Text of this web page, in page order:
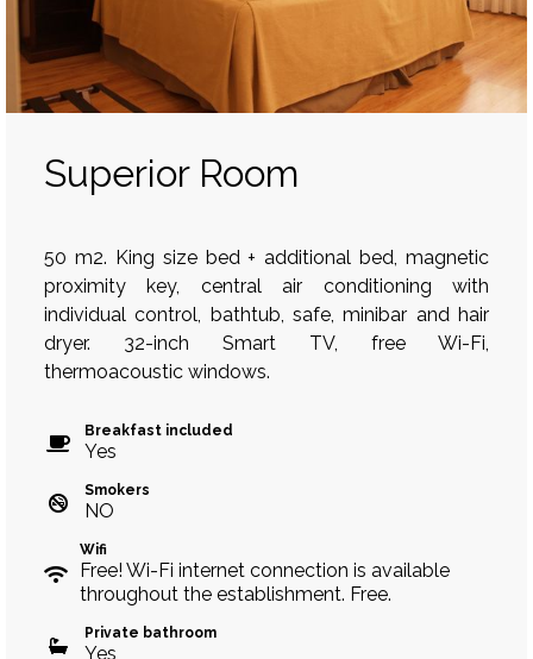
Superior Room
50 m2. King size bed + additional bed, magnetic
proximity key, central air conditioning with
individual control, bathtub, safe, minibar and hair
dryer. 32-inch Smart TV, free Wi-Fi,
thermoacoustic windows.
Breakfast included
Yes
Smokers
NO
Wifi
Free! Wi-Fi internet connection is available
throughout the establishment. Free.
Private bathroom
Yes